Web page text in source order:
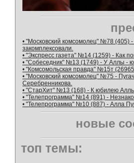
• "Московский комсомолец" №78 (405)
закомплексовали.
• "Экспресс газета" №14 (1259) - Как
• "Собеседник" №13 (1749) - У Аллы -
• "Комсомольская правда" №15т
• "Московский комсомолец" №75 -
Серебренникова.
• "СтарХит" №13 (168) - К юбилею Аллы
• "Телепрограмма" №14 (891) -
• "Телепрограмма" №10 (887) - Алла
новые
топ темы: